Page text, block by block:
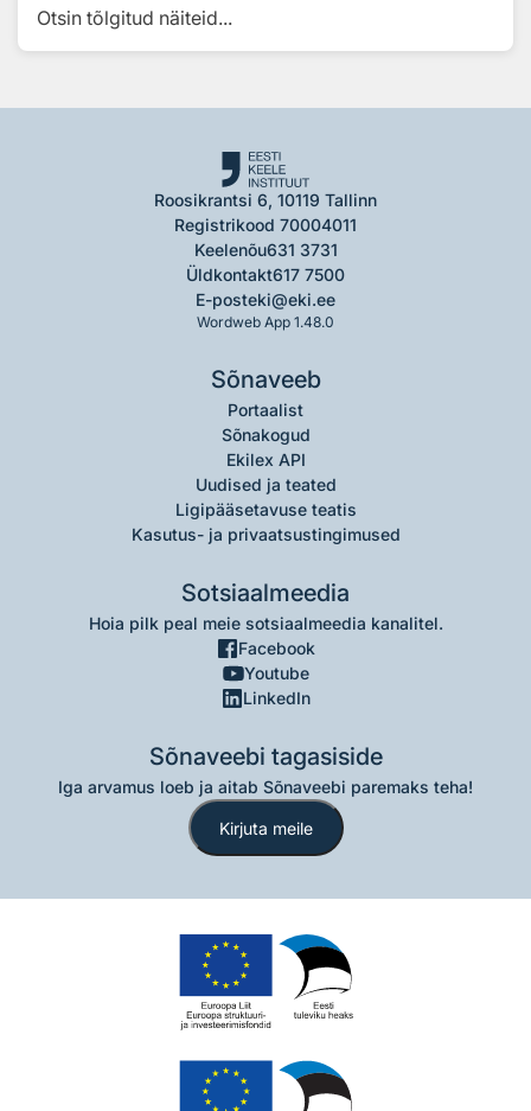
Otsin tõlgitud näiteid...
Roosikrantsi 6, 10119 Tallinn
Registrikood 70004011
Keelenõu631 3731
Üldkontakt617 7500
E-posteki@eki.ee
Wordweb App 1.48.0
Sõnaveeb
Portaalist
Sõnakogud
Ekilex API
Uudised ja teated
Ligipääsetavuse teatis
Kasutus- ja privaatsustingimused
Sotsiaalmeedia
Hoia pilk peal meie sotsiaalmeedia kanalitel.
Facebook
Youtube
LinkedIn
Sõnaveebi tagasiside
Iga arvamus loeb ja aitab Sõnaveebi paremaks teha!
Kirjuta meile